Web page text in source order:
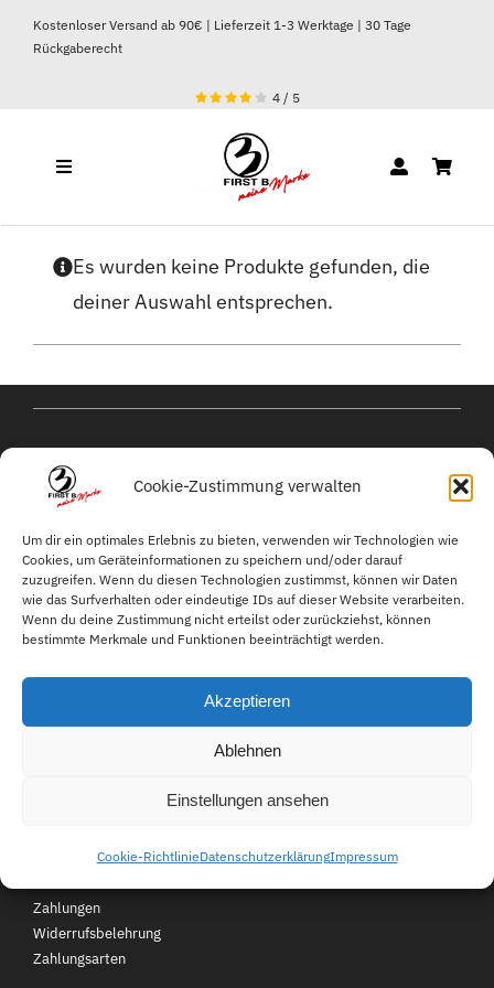
Cookie-Zustimmung verwalten
Um dir ein optimales Erlebnis zu bieten, verwenden wir Technologien wie
Cookies, um Geräteinformationen zu speichern und/oder darauf
zuzugreifen. Wenn du diesen Technologien zustimmst, können wir Daten
wie das Surfverhalten oder eindeutige IDs auf dieser Website verarbeiten.
Wenn du deine Zustimmung nicht erteilst oder zurückziehst, können
bestimmte Merkmale und Funktionen beeinträchtigt werden.
Akzeptieren
Ablehnen
Einstellungen ansehen
Cookie-RichtlinieDatenschutzerklärungImpressum
Zum
Inhalt
Kostenloser Versand ab 90€ | Lieferzeit 1-3 Werktage | 30 Tage
Rückgaberecht
4/ 5
Toggle
Es wurden keine Produkte gefunden, die
deiner Auswahl entsprechen.
kontakt@michael-
heinen.com
Melde Sie uns Ihr Anliegen
einfach per E-Mail.
049559343611
Mo-Fr 08:00-16:00 Uhr für
Lieferzeit 1-3 Tage
Zahlungen
Widerrufsbelehrung
Zahlungsarten
Über First B
Unsere Filialen